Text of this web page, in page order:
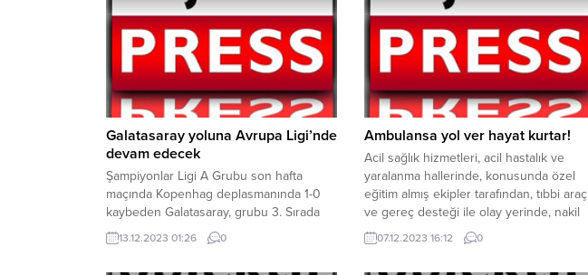
Galatasaray yoluna Avrupa Ligi’nde
devam edecek
Şampiyonlar Ligi A Grubu son hafta
maçında Kopenhag deplasmanında 1-0
kaybeden Galatasaray, grubu 3. Sırada
tamamlayarak UEFA Avrupa Ligi’nde
yoluna devam edecek. Şampiyonlar ligi A
13.12.2023 01:26 0
Ambulansa yol ver hayat kurtar!
Acil sağlık hizmetleri, acil hastalık ve
yaralanma hallerinde, konusunda özel
eğitim almış ekipler tarafından, tıbbi araç
ve gereç desteği ile olay yerinde, nakil
sırasında, sağlık kurum ve kuruluşlarında
sunulan tüm sağlık hizmetlerini kapsar.Bu
07.12.2023 16:12 0